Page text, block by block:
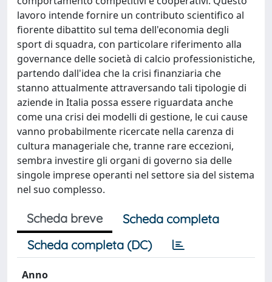
lavoro intende fornire un contributo scientifico al
fiorente dibattito sul tema dell'economia degli
sport di squadra, con particolare riferimento alla
governance delle società di calcio professionistiche,
partendo dall'idea che la crisi finanziaria che
stanno attualmente attraversando tali tipologie di
aziende in Italia possa essere riguardata anche
come una crisi dei modelli di gestione, le cui cause
vanno probabilmente ricercate nella carenza di
cultura manageriale che, tranne rare eccezioni,
sembra investire gli organi di governo sia delle
singole imprese operanti nel settore sia del sistema
nel suo complesso.
Scheda breve
Scheda completa
Scheda completa (DC)
Anno